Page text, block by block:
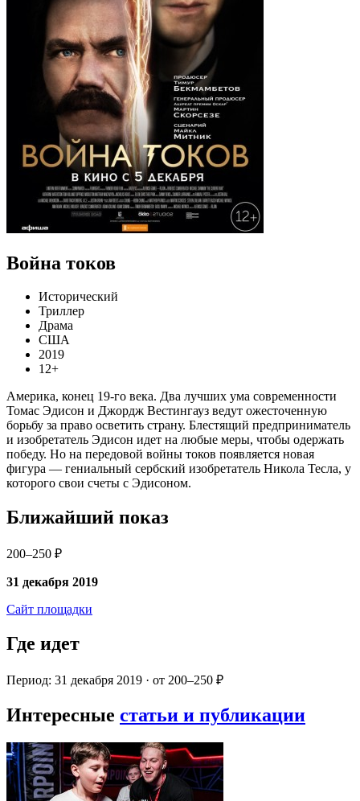
Война токов
Исторический
Триллер
Драма
США
2019
12+
Америка, конец 19-го века. Два лучших ума современности
Томас Эдисон и Джордж Вестингауз ведут ожесточенную
борьбу за право осветить страну. Блестящий предприниматель
и изобретатель Эдисон идет на любые меры, чтобы одержать
победу. Но на передовой войны токов появляется новая
фигура — гениальный сербский изобретатель Никола Тесла, у
которого свои счеты с Эдисоном.
Ближайший показ
200–250 ₽
31 декабря 2019
Сайт площадки
Где идет
Период: 31 декабря 2019 · от 200–250 ₽
Интересные статьи и публикации